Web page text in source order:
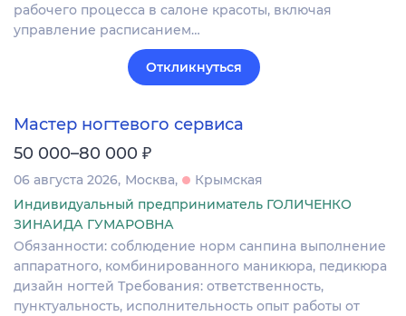
рабочего процесса в салоне красоты, включая
управление расписанием…
Откликнуться
Мастер ногтевого сервиса
50 000–80 000 ₽
06 августа 2026 Москва
Крымская
Индивидуальный предприниматель ГОЛИЧЕНКО
ЗИНАИДА ГУМАРОВНА
Обязанности: соблюдение норм санпина выполнение
аппаратного, комбинированного маникюра, педикюра
дизайн ногтей Требования: ответственность,
пунктуальность, исполнительность опыт работы от